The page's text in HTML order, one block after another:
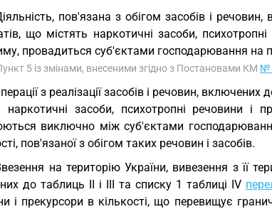
пов'язана з обігом засобів і
що містять наркотичні засоби,
провадиться суб'єктами господарювання на
5 із змінами, внесеними згідно з Постановами КМ №
з реалізації засобів і речовин, включених
наркотичні засоби, психотропні речовини і
виключно між суб'єктами
пов'язаної з обігом таких речовин і засобів.
на територію України, вивезення з її
до таблиць II і III та списку 1 таблиці IV
і прекурсори в кількості, що перевищує